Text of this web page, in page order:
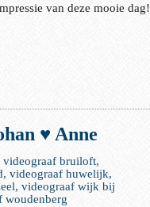
van deze mooie dag!
♥ Anne
videograaf bruiloft,
videograaf huwelijk,
videograaf wijk bij
woudenberg